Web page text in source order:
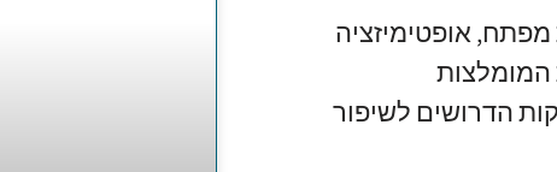
אופטימיזציה
המומלצות
הדרושים לשיפור